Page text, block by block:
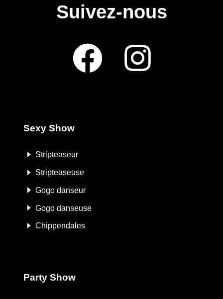
Suivez-nous
Sexy Show
Stripteaseur
Stripteaseuse
Gogo danseur
Gogo danseuse
Chippendales
Party Show